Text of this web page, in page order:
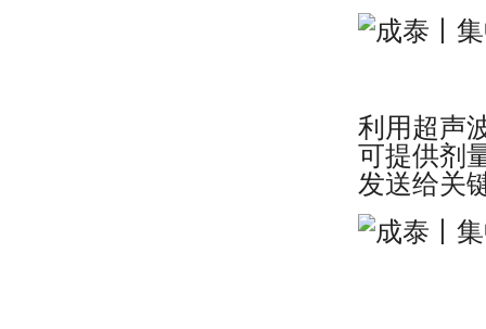
利用超声
可提供剂
发送给关